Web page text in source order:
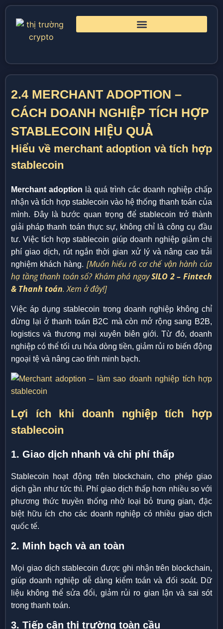
2.4 MERCHANT ADOPTION –
CÁCH DOANH NGHIỆP TÍCH HỢP
STABLECOIN HIỆU QUẢ
Hiểu về merchant adoption và tích hợp
stablecoin
Merchant adoption là quá trình các doanh nghiệp chấp
nhận và tích hợp stablecoin vào hệ thống thanh toán của
mình. Đây là bước quan trọng để stablecoin trở thành
giải pháp thanh toán thực sự, không chỉ là công cụ đầu
tư. Việc tích hợp stablecoin giúp doanh nghiệp giảm chi
phí giao dịch, rút ngắn thời gian xử lý và nâng cao trải
nghiệm khách hàng. [Muốn hiểu rõ cơ chế vận hành của
hạ tầng thanh toán số? Khám phá ngaySILO 2 – Fintech
& Thanh toán. Xem ở đây!]
Việc áp dụng stablecoin trong doanh nghiệp không chỉ
dừng lại ở thanh toán B2C mà còn mở rộng sang B2B,
logistics và thương mại xuyên biên giới. Từ đó, doanh
nghiệp có thể tối ưu hóa dòng tiền, giảm rủi ro biến động
ngoại tệ và nâng cao tính minh bạch.
Lợi ích khi doanh nghiệp tích hợp
stablecoin
1. Giao dịch nhanh và chi phí thấp
Stablecoin hoạt động trên blockchain, cho phép giao
dịch gần như tức thì. Phí giao dịch thấp hơn nhiều so với
phương thức truyền thống nhờ loại bỏ trung gian, đặc
biệt hữu ích cho các doanh nghiệp có nhiều giao dịch
quốc tế.
2. Minh bạch và an toàn
Mọi giao dịch stablecoin được ghi nhận trên blockchain,
giúp doanh nghiệp dễ dàng kiểm toán và đối soát. Dữ
liệu không thể sửa đổi, giảm rủi ro gian lận và sai sót
trong thanh toán.
3. Tiếp cận thị trường toàn cầu